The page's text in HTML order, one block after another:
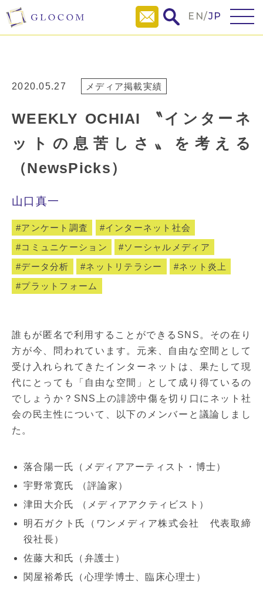
EN/JP
2020.05.27 メディア掲載実績
WEEKLY OCHIAI 〝インターネ
ットの息苦しさ〟を考える
（NewsPicks）
山口真一
アンケート調査
インターネット社会
コミュニケーション
ソーシャルメディア
データ分析
ネットリテラシー
ネット炎上
プラットフォーム
誰もが匿名で利用することができるSNS。その在り
方が今、問われています。元来、自由な空間として
受け入れられてきたインターネットは、果たして現
代にとっても「自由な空間」として成り得ているの
でしょうか？SNS上の誹謗中傷を切り口にネット社
会の民主性について、以下のメンバーと議論しまし
た。
落合陽一氏（メディアアーティスト・博士）
宇野常寛氏 （評論家）
津田大介氏 （メディアアクティビスト）
明石ガクト氏（ワンメディア株式会社 代表取締
役社長）
佐藤大和氏（弁護士）
関屋裕希氏（心理学博士、臨床心理士）